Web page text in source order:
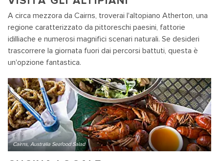
A circa mezzora da Cairns, troverai l'altopiano Atherton, una
regione caratterizzato da pittoreschi paesini, fattorie
idilliache e numerosi magnifici scenari naturali. Se desideri
trascorrere la giornata fuori dai percorsi battuti, questa è
un'opzione fantastica.
Cairns, Australia Seafood Salad